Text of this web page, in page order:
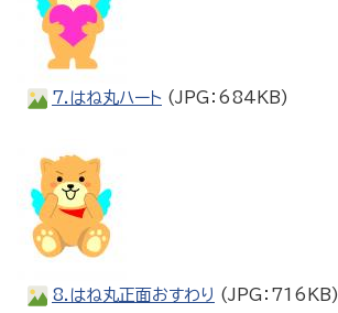
7.はね丸ハート (JPG：684KB)
8.はね丸正面おすわり (JPG：716KB)